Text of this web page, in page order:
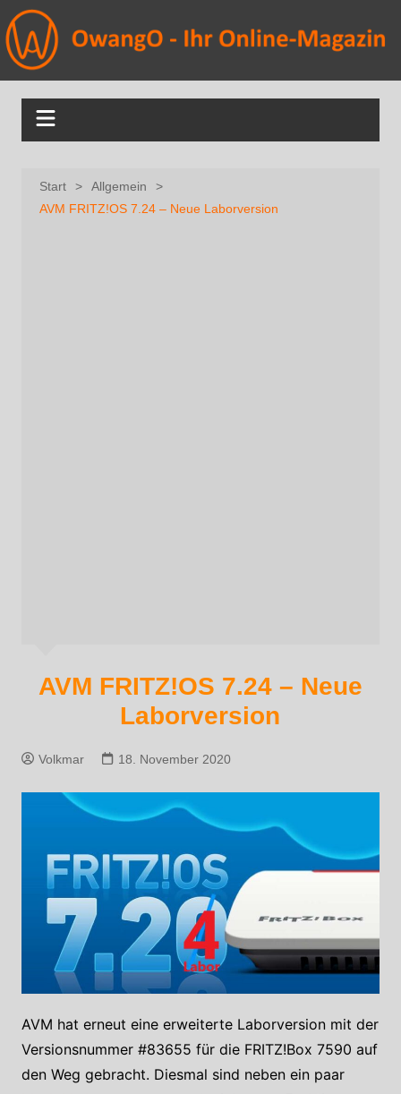
Start
Allgemein
AVM FRITZ!OS 7.24 – Neue Laborversion
AVM FRITZ!OS 7.24 – Neue
Laborversion
Volkmar 18. November 2020
AVM hat erneut eine erweiterte Laborversion mit der
Versionsnummer #83655 für die FRITZ!Box 7590 auf
den Weg gebracht. Diesmal sind neben ein paar